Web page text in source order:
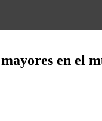
en el